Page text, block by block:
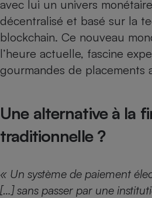
avec lui un univers
décentralisé et basé sur la
blockchain. Ce nouveau
l’heure actuelle, fascine
gourmandes de placements
Une alternative à la
traditionnelle ?
« Un système de paiement
[…] sans passer par une